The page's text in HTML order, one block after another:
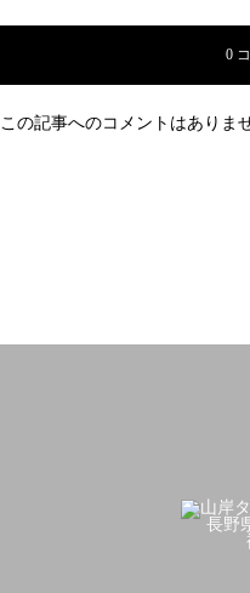
0
この記事へのコメントはありま